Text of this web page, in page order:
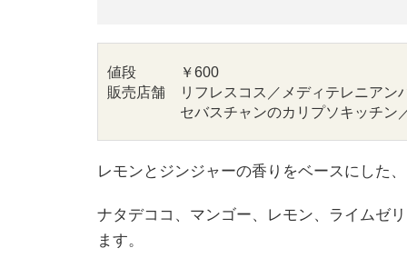
値段　　　￥600
販売店舗　リフレスコス／ メディテレニアン
セバスチャンのカリプソキッチン
レモンとジンジャーの香りをベースにした
ナタデココ、マンゴー、レモン、ライムゼ
ます。